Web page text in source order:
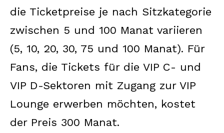
die Ticketpreise je nach Sitzkategorie
zwischen 5 und 100 Manat variieren
(5, 10, 20, 30, 75 und 100 Manat). Für
Fans, die Tickets für die VIP C- und
VIP D-Sektoren mit Zugang zur VIP
Lounge erwerben möchten, kostet
der Preis 300 Manat.